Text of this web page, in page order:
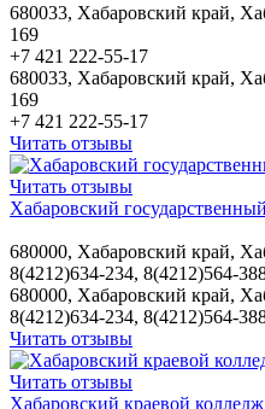
680033, Хабаровский край,
169
+7 421 222-55-17
680033, Хабаровский край,
169
+7 421 222-55-17
Читать отзывы
Читать отзывы
Хабаровский
680000, Хабаровский край,
8(4212)634-234, 8(4212)564-
680000, Хабаровский край,
8(4212)634-234, 8(4212)564-
Читать отзывы
Читать отзывы
Хабаровский краевой колледж